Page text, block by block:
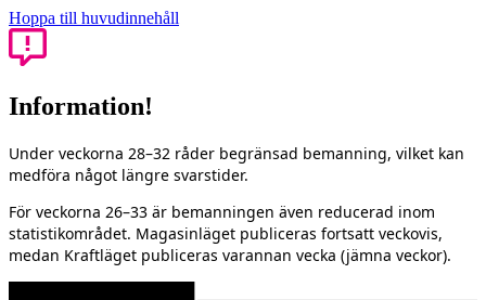
Hoppa till huvudinnehåll
Information!
Under veckorna 28–32 råder begränsad bemanning, vilket kan
medföra något längre svarstider.
För veckorna 26–33 är bemanningen även reducerad inom
statistikområdet. Magasinläget publiceras fortsatt veckovis,
medan Kraftläget publiceras varannan vecka (jämna veckor).